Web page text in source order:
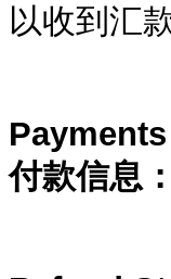
以收到汇
付款信息